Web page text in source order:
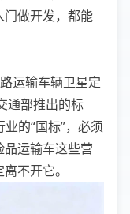
做开发，都能
运输车辆卫星定
通部推出的标
的“国标”，必须
运输车这些营
不开它。